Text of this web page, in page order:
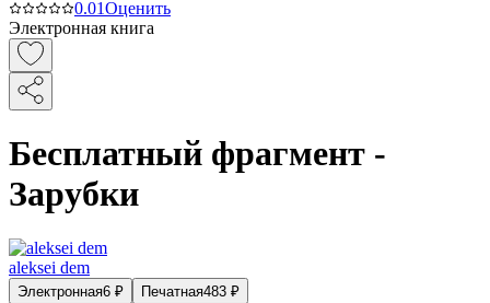
0.01Оценить
Электронная книга
Бесплатный фрагмент -
Зарубки
aleksei dem
Электронная6 ₽ Печатная483 ₽